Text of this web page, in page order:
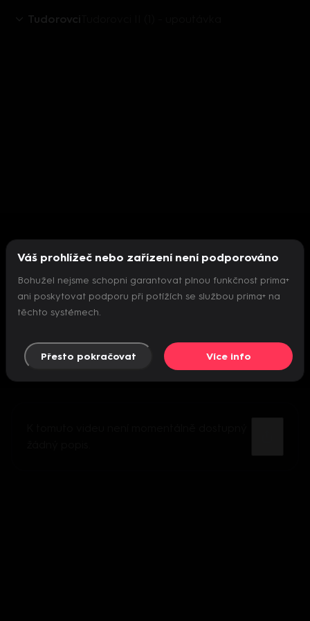
Tudorovci
Nepodařilo se inicializovat přehrávač
Váš prohlížeč nebo zařízení není podporováno
Bohužel nejsme schopni garantovat plnou funkčnost prima+
ani poskytovat podporu při potížích se službou prima+ na
těchto systémech.
Přesto pokračovat Více info